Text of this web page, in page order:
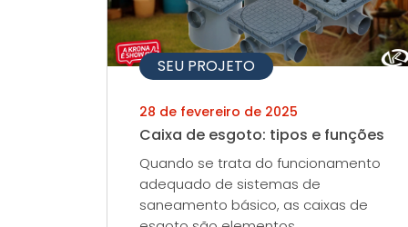
SEU PROJETO
28 de fevereiro de 2025
Caixa de esgoto: tipos e funções
Quando se trata do funcionamento
adequado de sistemas de
saneamento básico, as caixas de